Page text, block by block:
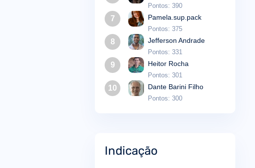
Pontos: 390
7 Pamela.sup.pack
Pontos: 375
8 Jefferson Andrade
Pontos: 331
9 Heitor Rocha
Pontos: 301
10 Dante Barini Filho
Pontos: 300
Indicação